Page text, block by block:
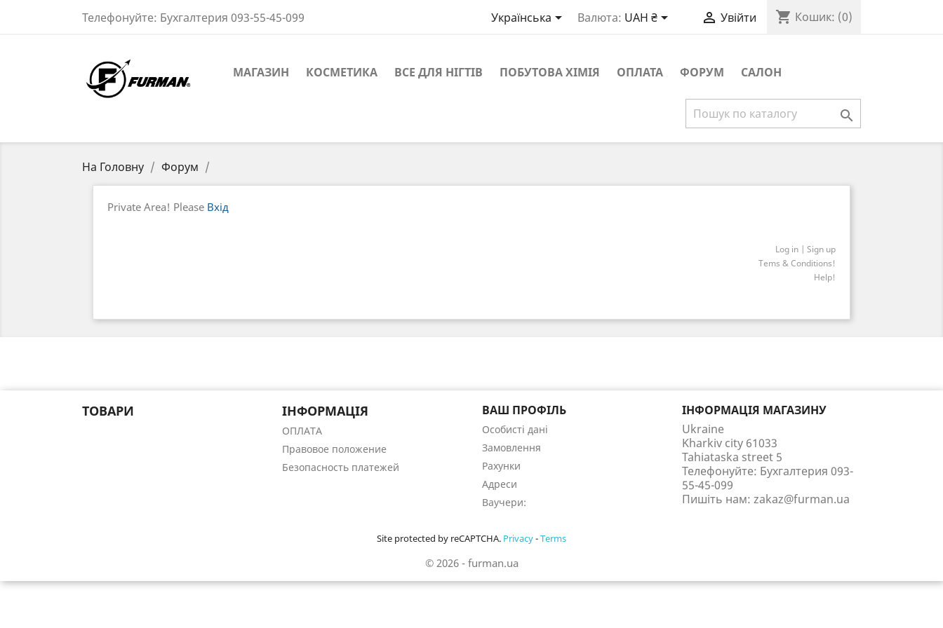
Телефонуйте: Бухгалтерия 093-55-45-099 Українська Валюта: UAH ₴  Увійти shopping_cart Кошик: (0)
МАГАЗИН КОСМЕТИКА ВСЕ ДЛЯ НІГТІВ ПОБУТОВА ХІМІЯ ОПЛАТА ФОРУМ САЛОН

На Головну Форум
Private Area! Please Вхід
Log in | Sign up
Tems & Conditions!
Help!
ТОВАРИ ІНФОРМАЦІЯ
ОПЛАТА
Правовое положение
Безопасность платежей
ВАШ ПРОФІЛЬ
Особисті дані
Замовлення
Рахунки
Адреси
Ваучери:
ІНФОРМАЦІЯ МАГАЗИНУ
Ukraine
Kharkiv city 61033
Tahiataska street 5
Телефонуйте: Бухгалтерия 093-
55-45-099
Пишіть нам: zakaz@furman.ua
Site protected by reCAPTCHA. Privacy-Terms
© 2026 - furman.ua